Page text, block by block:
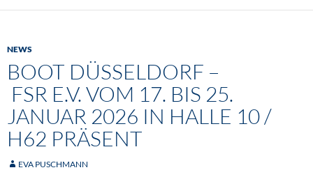
NEWS
BOOT DÜSSELDORF –
FSR E.V. VOM 17. BIS 25.
JANUAR 2026 IN HALLE 10 /
H62 PRÄSENT
EVA PUSCHMANN